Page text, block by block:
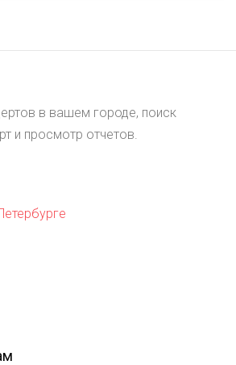
в вашем городе, поиск
и просмотр отчетов.